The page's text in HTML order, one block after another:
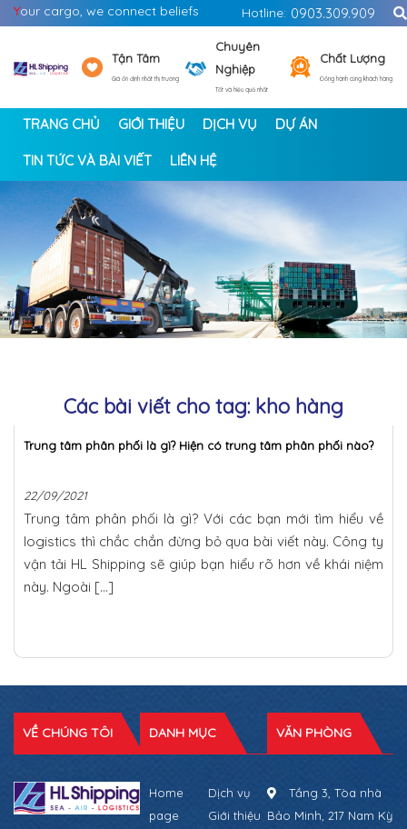
Your cargo, we connect beliefs Hotline: 0903.309.909
Tận Tâm
Giá ổn định nhất thị trường
Chuyên
Nghiệp
Tốt và hiệu quả nhất
Chất Lượng
Đồng hành cùng khách hàng
TRANG CHỦ GIỚI THIỆU DỊCH VỤ DỰ ÁN
TIN TỨC VÀ BÀI VIẾT LIÊN HỆ
< >
Các bài viết cho tag: kho hàng
Trung tâm phân phối là gì? Hiện có trung tâm phân phối nào?
22/09/2021
Trung tâm phân phối là gì? Với các bạn mới tìm hiểu về
logistics thì chắc chắn đừng bỏ qua bài viết này. Công ty
vận tải HL Shipping sẽ giúp bạn hiểu rõ hơn về khái niệm
này. Ngoài […]
VỀ CHÚNG TÔI DANH MỤC
Home
page
Dịch vụ
Giới thiệu
VĂN PHÒNG
Tầng 3, Tòa nhà
Bảo Minh, 217 Nam Kỳ